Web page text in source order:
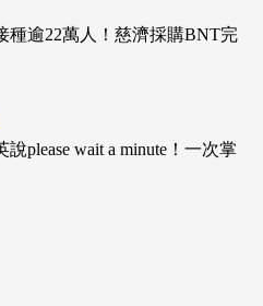
種逾22萬人！慈濟採購BNT完
please wait a minute！一次掌